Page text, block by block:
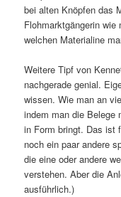
bei alten Knöpfen das
Flohmarktgängerin
welchen Materialine
Weitere Tipf von
nachgerade genial.
wissen. Wie man an
indem man die
in Form bringt. Das ist
noch ein paar andere
die eine oder andere
verstehen. Aber die
ausführlich.)